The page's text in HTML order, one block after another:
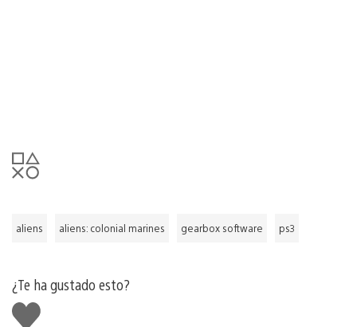
aliens aliens: colonial marines gearbox software ps3
¿Te ha gustado esto?
Me
gusta